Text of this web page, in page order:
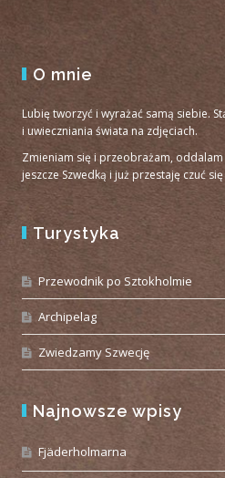
O mnie
Lubię tworzyć i wyrażać samą siebie.
i uwieczniania świata na zdjęciach.
Zmieniam się i przeobrażam,
jeszcze Szwedką i już przestaję czuć się
Turystyka
Przewodnik po Sztokholmie
Archipelag
Zwiedzamy Szwecję
Najnowsze wpisy
Fjäderholmarna